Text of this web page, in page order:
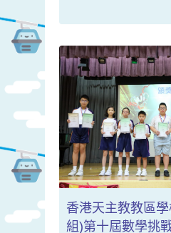
香港天主教教區
組)第十屆數學挑